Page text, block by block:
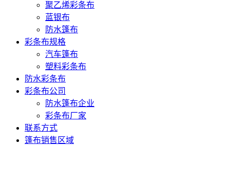
聚乙烯彩条布
蓝银布
防水篷布
彩条布规格
汽车篷布
塑料彩条布
防水彩条布
彩条布公司
防水篷布企业
彩条布厂家
联系方式
篷布销售区域